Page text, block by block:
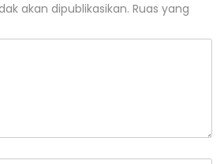
akan dipublikasikan. Ruas yang